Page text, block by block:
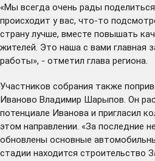
«Мы всегда очень рады
происходит у вас, что-то
страну лучше, вместе повышать
жителей. Это наша с вами главная
работы», - отметил глава региона.
Участников собрания также
Иваново Владимир Шарыпов. Он
потенциале Иванова и пригласил
этом направлении. «За последние
обновлены основные
стадии находится строительство